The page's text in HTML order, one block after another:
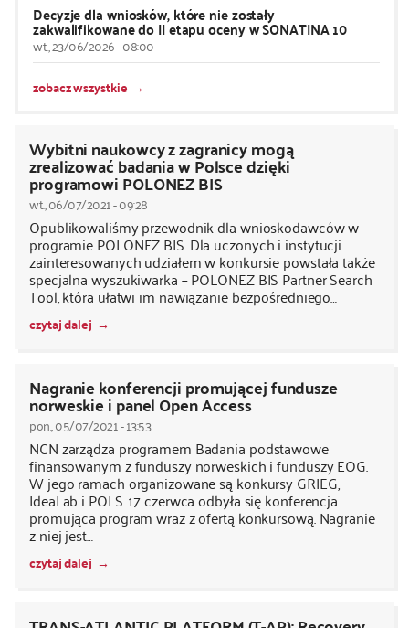
Decyzje dla wniosków, które nie zostały
zakwalifikowane do II etapu oceny w SONATINA 10
wt., 23/06/2026 - 08:00
zobacz wszystkie
Wybitni naukowcy z zagranicy mogą
zrealizować badania w Polsce dzięki
programowi POLONEZ BIS
wt., 06/07/2021 - 09:28
Opublikowaliśmy przewodnik dla wnioskodawców w
programie POLONEZ BIS. Dla uczonych i instytucji
zainteresowanych udziałem w konkursie powstała także
specjalna wyszukiwarka – POLONEZ BIS Partner Search
Tool, która ułatwi im nawiązanie bezpośredniego…
czytaj dalej
Nagranie konferencji promującej fundusze
norweskie i panel Open Access
pon., 05/07/2021 - 13:53
NCN zarządza programem Badania podstawowe
finansowanym z funduszy norweskich i funduszy EOG.
W jego ramach organizowane są konkursy GRIEG,
IdeaLab i POLS. 17 czerwca odbyła się konferencja
promująca program wraz z ofertą konkursową. Nagranie
z niej jest…
czytaj dalej